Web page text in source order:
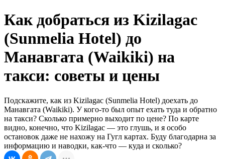
Как добраться из Kizilagac
(Sunmelia Hotel) до
Манавгата (Waikiki) на
такси: советы и цены
Подскажите, как из Kizilagac (Sunmelia Hotel) доехать до
Манавгата (Waikiki). У кого-то был опыт ехать туда и обратно
на такси? Сколько примерно выходит по цене? По карте
видно, конечно, что Kizilagac — это глушь, и я особо
остановок даже не нахожу на Гугл картах. Буду благодарна за
информацию и наводки, как-что — куда и сколько?